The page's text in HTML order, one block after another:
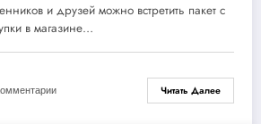
и друзей можно встретить пакет с
в магазине…
Читать Далее